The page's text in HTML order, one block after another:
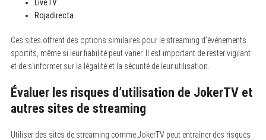
LiveTV
Rojadirecta
Ces sites offrent des options similaires pour le streaming d’événements
sportifs, même si leur fiabilité peut varier. Il est important de rester vigilant
et de s’informer sur la légalité et la sécurité de leur utilisation.
Évaluer les risques d’utilisation de JokerTV et
autres sites de streaming
Utiliser des sites de streaming comme JokerTV peut entraîner des risques